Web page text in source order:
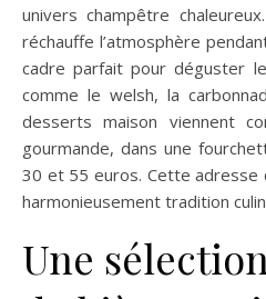
univers champêtre
réchauffe l’atmosphère
cadre parfait pour déguster
comme le welsh, la
desserts maison viennent
gourmande, dans une
30 et 55 euros. Cette adresse
harmonieusement tradition
Une